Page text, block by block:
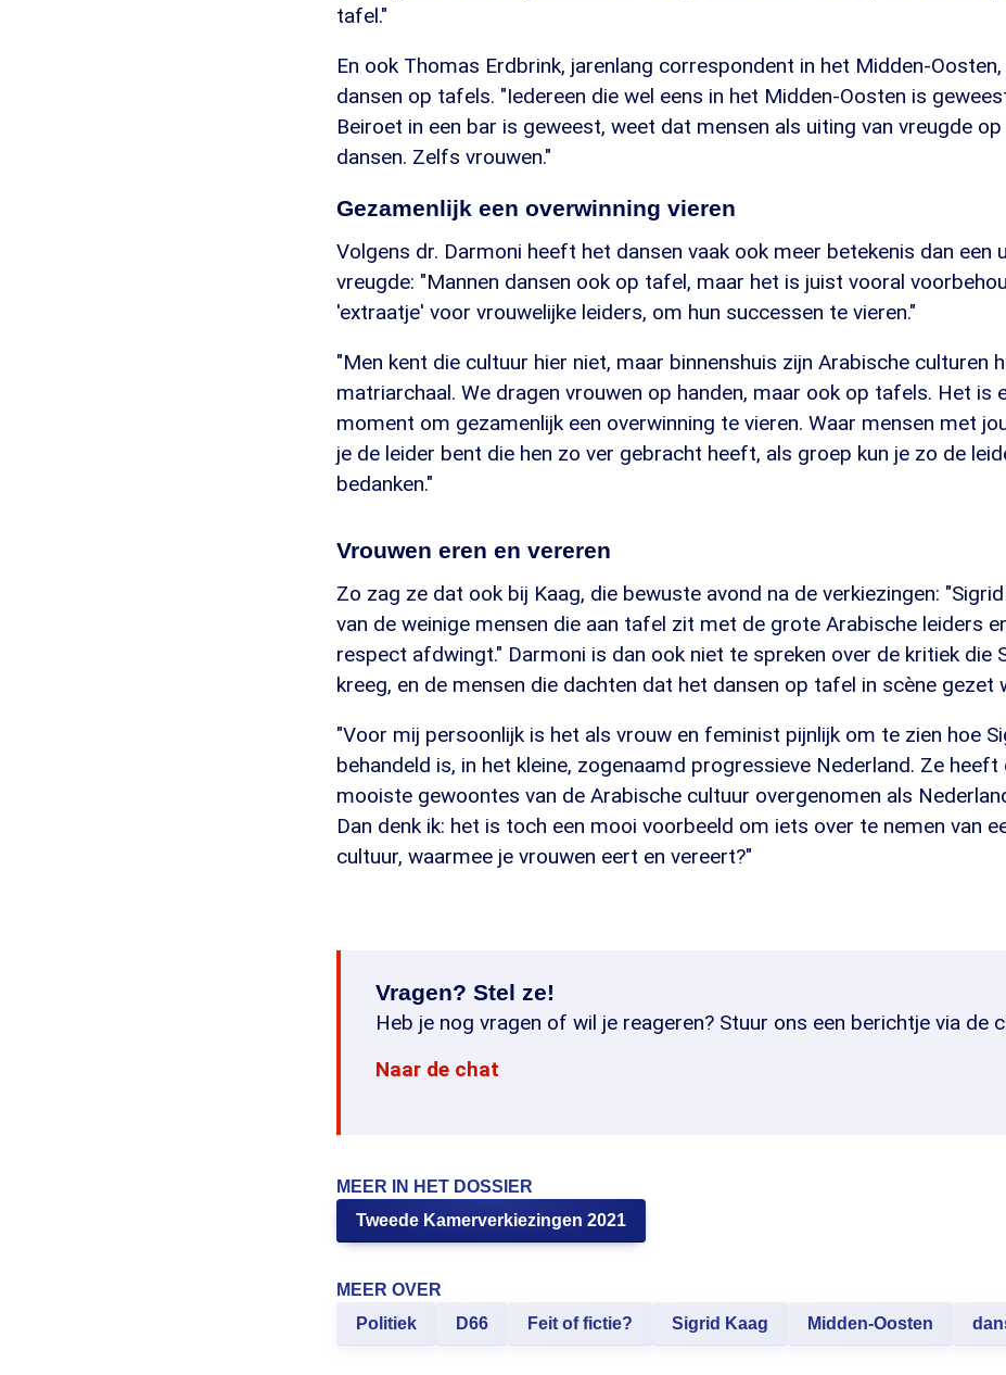
tafel."
En ook Thomas Erdbrink, jarenlang correspondent in het Midden-
dansen op tafels. "Iedereen die wel eens in het Midden-Oosten is
Beiroet in een bar is geweest, weet dat mensen als uiting van vreugde
dansen. Zelfs vrouwen."
Gezamenlijk een overwinning vieren
Volgens dr. Darmoni heeft het dansen vaak ook meer betekenis dan een
vreugde: "Mannen dansen ook op tafel, maar het is juist vooral
'extraatje' voor vrouwelijke leiders, om hun successen te vieren."
"Men kent die cultuur hier niet, maar binnenshuis zijn Arabische culturen
matriarchaal. We dragen vrouwen op handen, maar ook op tafels. Het is
moment om gezamenlijk een overwinning te vieren. Waar mensen met
je de leider bent die hen zo ver gebracht heeft, als groep kun je zo de
bedanken."
Vrouwen eren en vereren
Zo zag ze dat ook bij Kaag, die bewuste avond na de verkiezingen:
van de weinige mensen die aan tafel zit met de grote Arabische leiders
respect afdwingt." Darmoni is dan ook niet te spreken over de kritiek die
kreeg, en de mensen die dachten dat het dansen op tafel in scène gezet
"Voor mij persoonlijk is het als vrouw en feminist pijnlijk om te zien hoe
behandeld is, in het kleine, zogenaamd progressieve Nederland. Ze heeft
mooiste gewoontes van de Arabische cultuur overgenomen als
Dan denk ik: het is toch een mooi voorbeeld om iets over te nemen van
cultuur, waarmee je vrouwen eert en vereert?"
Vragen? Stel ze!
Heb je nog vragen of wil je reageren? Stuur ons een berichtje via de
Naar de chat
MEER IN HET DOSSIER
Tweede Kamerverkiezingen 2021
MEER OVER
Politiek
D66 Feit of fictie? Sigrid Kaag Midden-Oosten